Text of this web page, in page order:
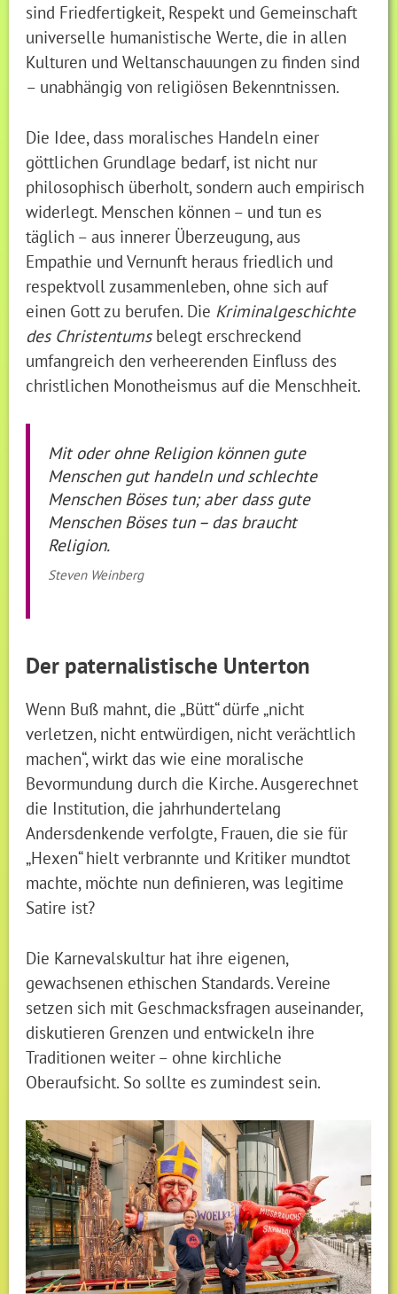
sind Friedfertigkeit, Respekt und Gemeinschaft
universelle humanistische Werte, die in allen
Kulturen und Weltanschauungen zu finden sind
– unabhängig von religiösen Bekenntnissen.
Die Idee, dass moralisches Handeln einer
göttlichen Grundlage bedarf, ist nicht nur
philosophisch überholt, sondern auch empirisch
widerlegt. Menschen können – und tun es
täglich – aus innerer Überzeugung, aus
Empathie und Vernunft heraus friedlich und
respektvoll zusammenleben, ohne sich auf
einen Gott zu berufen. Die Kriminalgeschichte
des Christentumsbelegt erschreckend
umfangreich den verheerenden Einfluss des
christlichen Monotheismus auf die Menschheit.
Mit oder ohne Religion können gute
Menschen gut handeln und schlechte
Menschen Böses tun; aber dass gute
Menschen Böses tun – das braucht
Religion.
Steven Weinberg
Der paternalistische Unterton
Wenn Buß mahnt, die „Bütt“ dürfe „nicht
verletzen, nicht entwürdigen, nicht verächtlich
machen“, wirkt das wie eine moralische
Bevormundung durch die Kirche. Ausgerechnet
die Institution, die jahrhundertelang
Andersdenkende verfolgte, Frauen, die sie für
„Hexen“ hielt verbrannte und Kritiker mundtot
machte, möchte nun definieren, was legitime
Satire ist?
Die Karnevalskultur hat ihre eigenen,
gewachsenen ethischen Standards. Vereine
setzen sich mit Geschmacksfragen auseinander,
diskutieren Grenzen und entwickeln ihre
Traditionen weiter – ohne kirchliche
Oberaufsicht. So sollte es zumindest sein.